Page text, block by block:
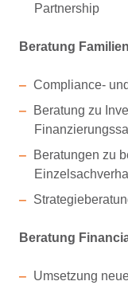
Partnership
Beratung
Compliance-
Beratung zu
Beratungen zu
Beratung
Umsetzung